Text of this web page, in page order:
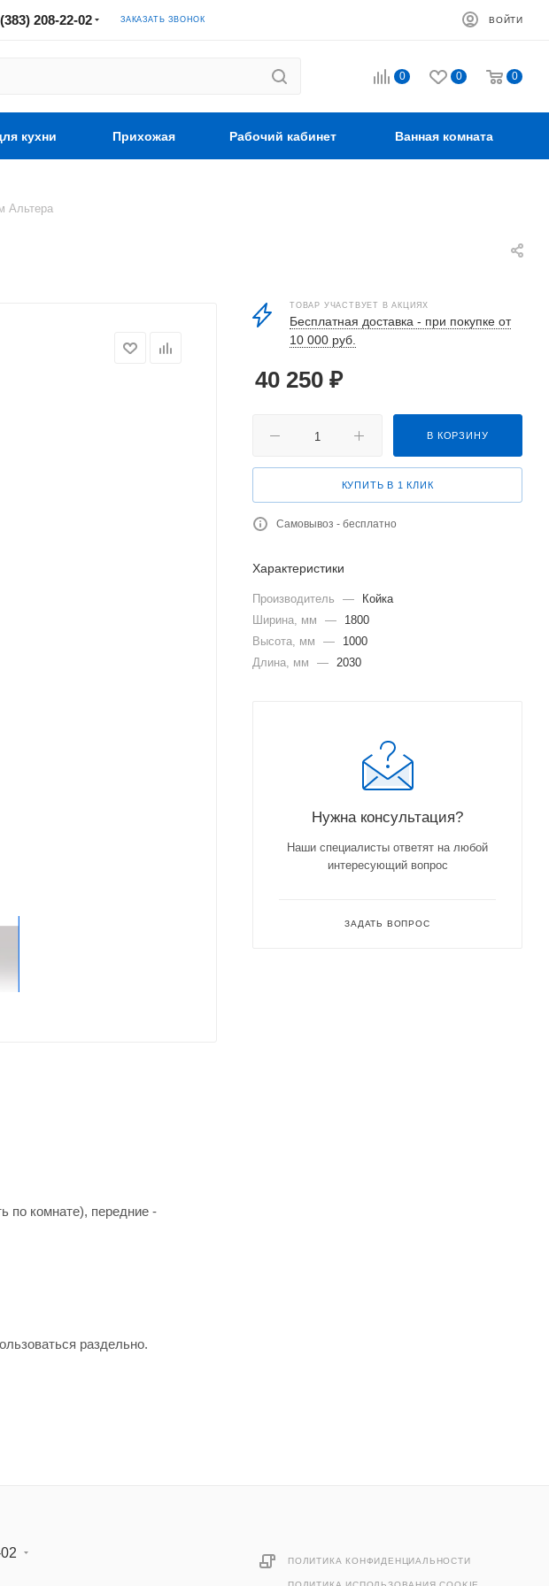
208-22-02 ЗАКАЗАТЬ ЗВОНОК ВОЙТИ
0 0 0
кухни Прихожая Рабочий кабинет Ванная комната
Альтера
по комнате), передние -
раздельно.
ТОВАР УЧАСТВУЕТ В АКЦИЯХ
Бесплатная доставка - при покупке от
10 000 руб.
40 250 ₽
В КОРЗИНУ
КУПИТЬ В 1 КЛИК
Самовывоз - бесплатно
Характеристики
Производитель —
Койка
Ширина, мм
—
1800
Высота, мм
—
1000
Длина, мм
— 2030
Нужна консультация?
Наши специалисты ответят на любой
интересующий вопрос
ЗАДАТЬ ВОПРОС
ПОЛИТИКА КОНФИДЕНЦИАЛЬНОСТИ